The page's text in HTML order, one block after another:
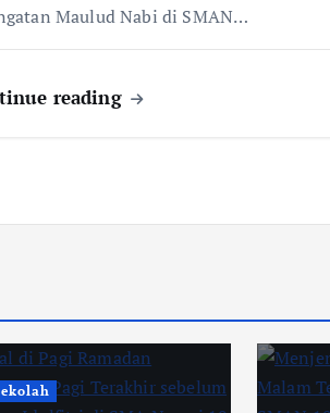
Maulud Nabi di SMAN…
reading